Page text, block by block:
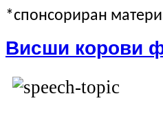
*спонсориран
Висши корови